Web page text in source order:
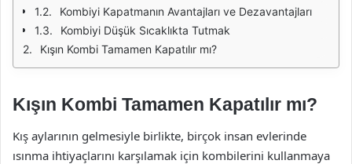
Kombiyi Kapatmanın Avantajları ve Dezavantajları
Kombiyi Düşük Sıcaklıkta Tutmak
Kışın Kombi Tamamen Kapatılır mı?
Kışın Kombi Tamamen Kapatılır mı?
Kış aylarının gelmesiyle birlikte, birçok insan evlerinde
ısınma ihtiyaçlarını karşılamak için kombilerini kullanmaya